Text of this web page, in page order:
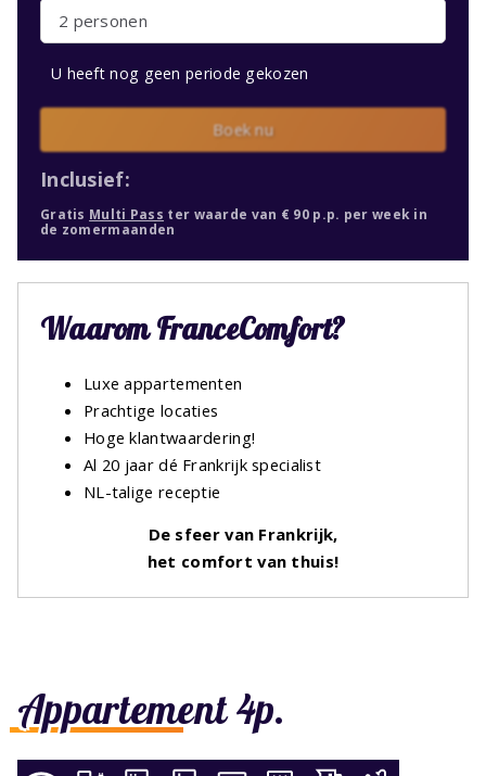
Appartement 4p.
2 personen
U heeft nog geen periode gekozen
Boek nu
Inclusief:
Gratis Multi Pass ter waarde van € 90 p.p. per week in
de zomermaanden
Waarom FranceComfort?
Luxe appartementen
Prachtige locaties
Hoge klantwaardering!
Al 20 jaar dé Frankrijk specialist
NL-talige receptie
De sfeer van Frankrijk,
het comfort van thuis!